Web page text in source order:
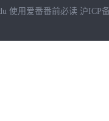
使用爱番番前必读 沪ICP